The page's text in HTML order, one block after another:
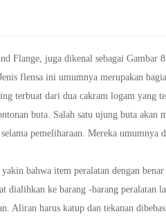
Flange, juga dikenal sebagai Gambar
flensa ini umumnya merupakan
terbuat dari dua cakram logam yang
buta. Salah satu ujung buta
pemeliharaan. Mereka umumnya
bahwa item peralatan dengan
ke barang -barang peralatan
Aliran harus katup dan tekanan